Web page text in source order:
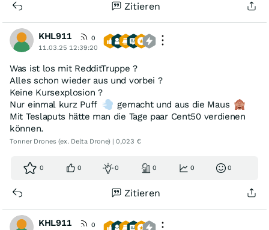
Zitieren
KHL911
0
11.03.25 12:39:20
Was ist los mit RedditTruppe ?
Alles schon wieder aus und vorbei ?
Keine Kursexplosion ?
Nur einmal kurz Puff
gemacht und aus die Maus
Mit Teslaputs hätte man die Tage paar Cent50 verdienen
können.
Tonner Drones (ex. Delta Drone) | 0,023 €
0 0 0 0 0 0
Zitieren
KHL911
0